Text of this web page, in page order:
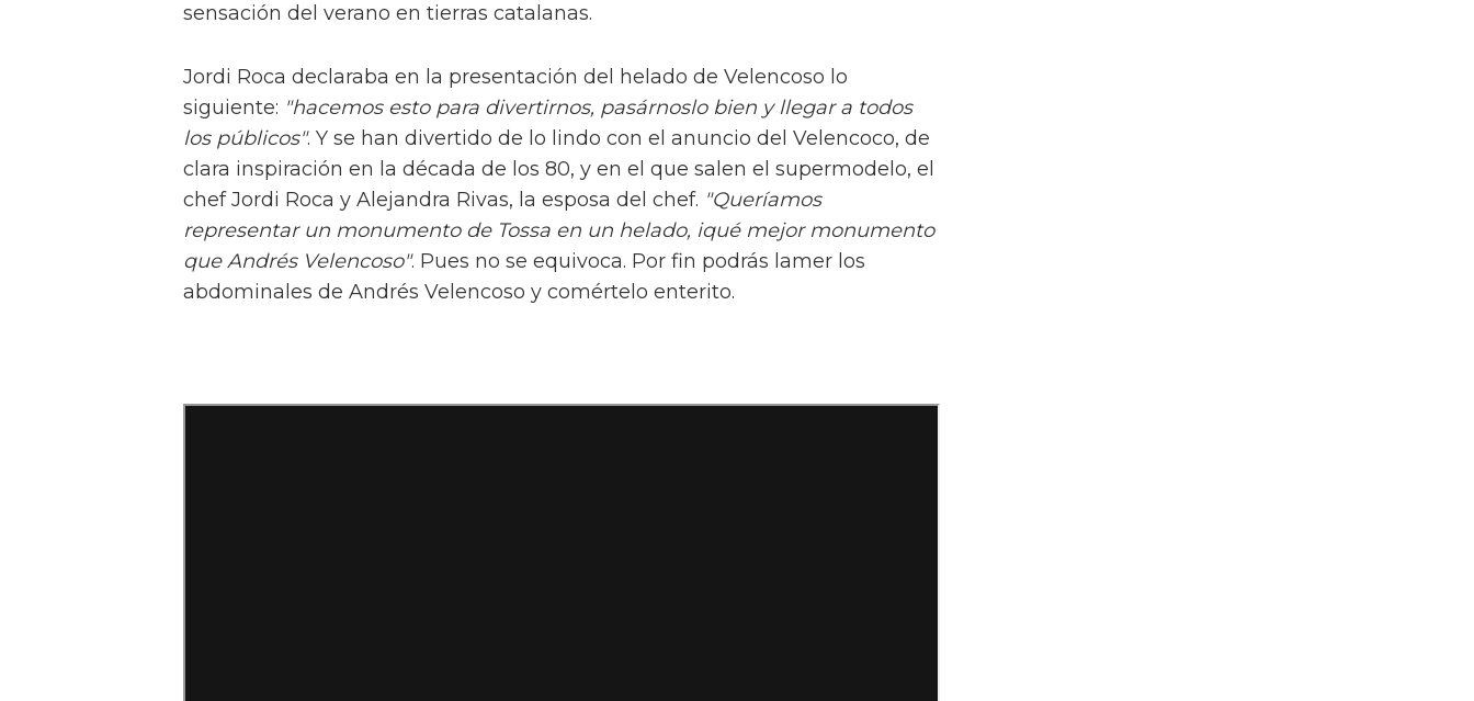
sensación del verano en tierras catalanas.
Jordi Roca declaraba en la presentación del helado de Velencoso lo
siguiente: "hacemos esto para divertirnos, pasárnoslo bien y llegar a todos
los públicos". Y se han divertido de lo lindo con el anuncio del Velencoco, de
clara inspiración en la década de los 80, y en el que salen el supermodelo, el
chef Jordi Roca y Alejandra Rivas, la esposa del chef. "Queríamos
representar un monumento de Tossa en un helado, iqué mejor monumento
que Andrés Velencoso". Pues no se equivoca. Por fin podrás lamer los
abdominales de Andrés Velencoso y comértelo enterito.